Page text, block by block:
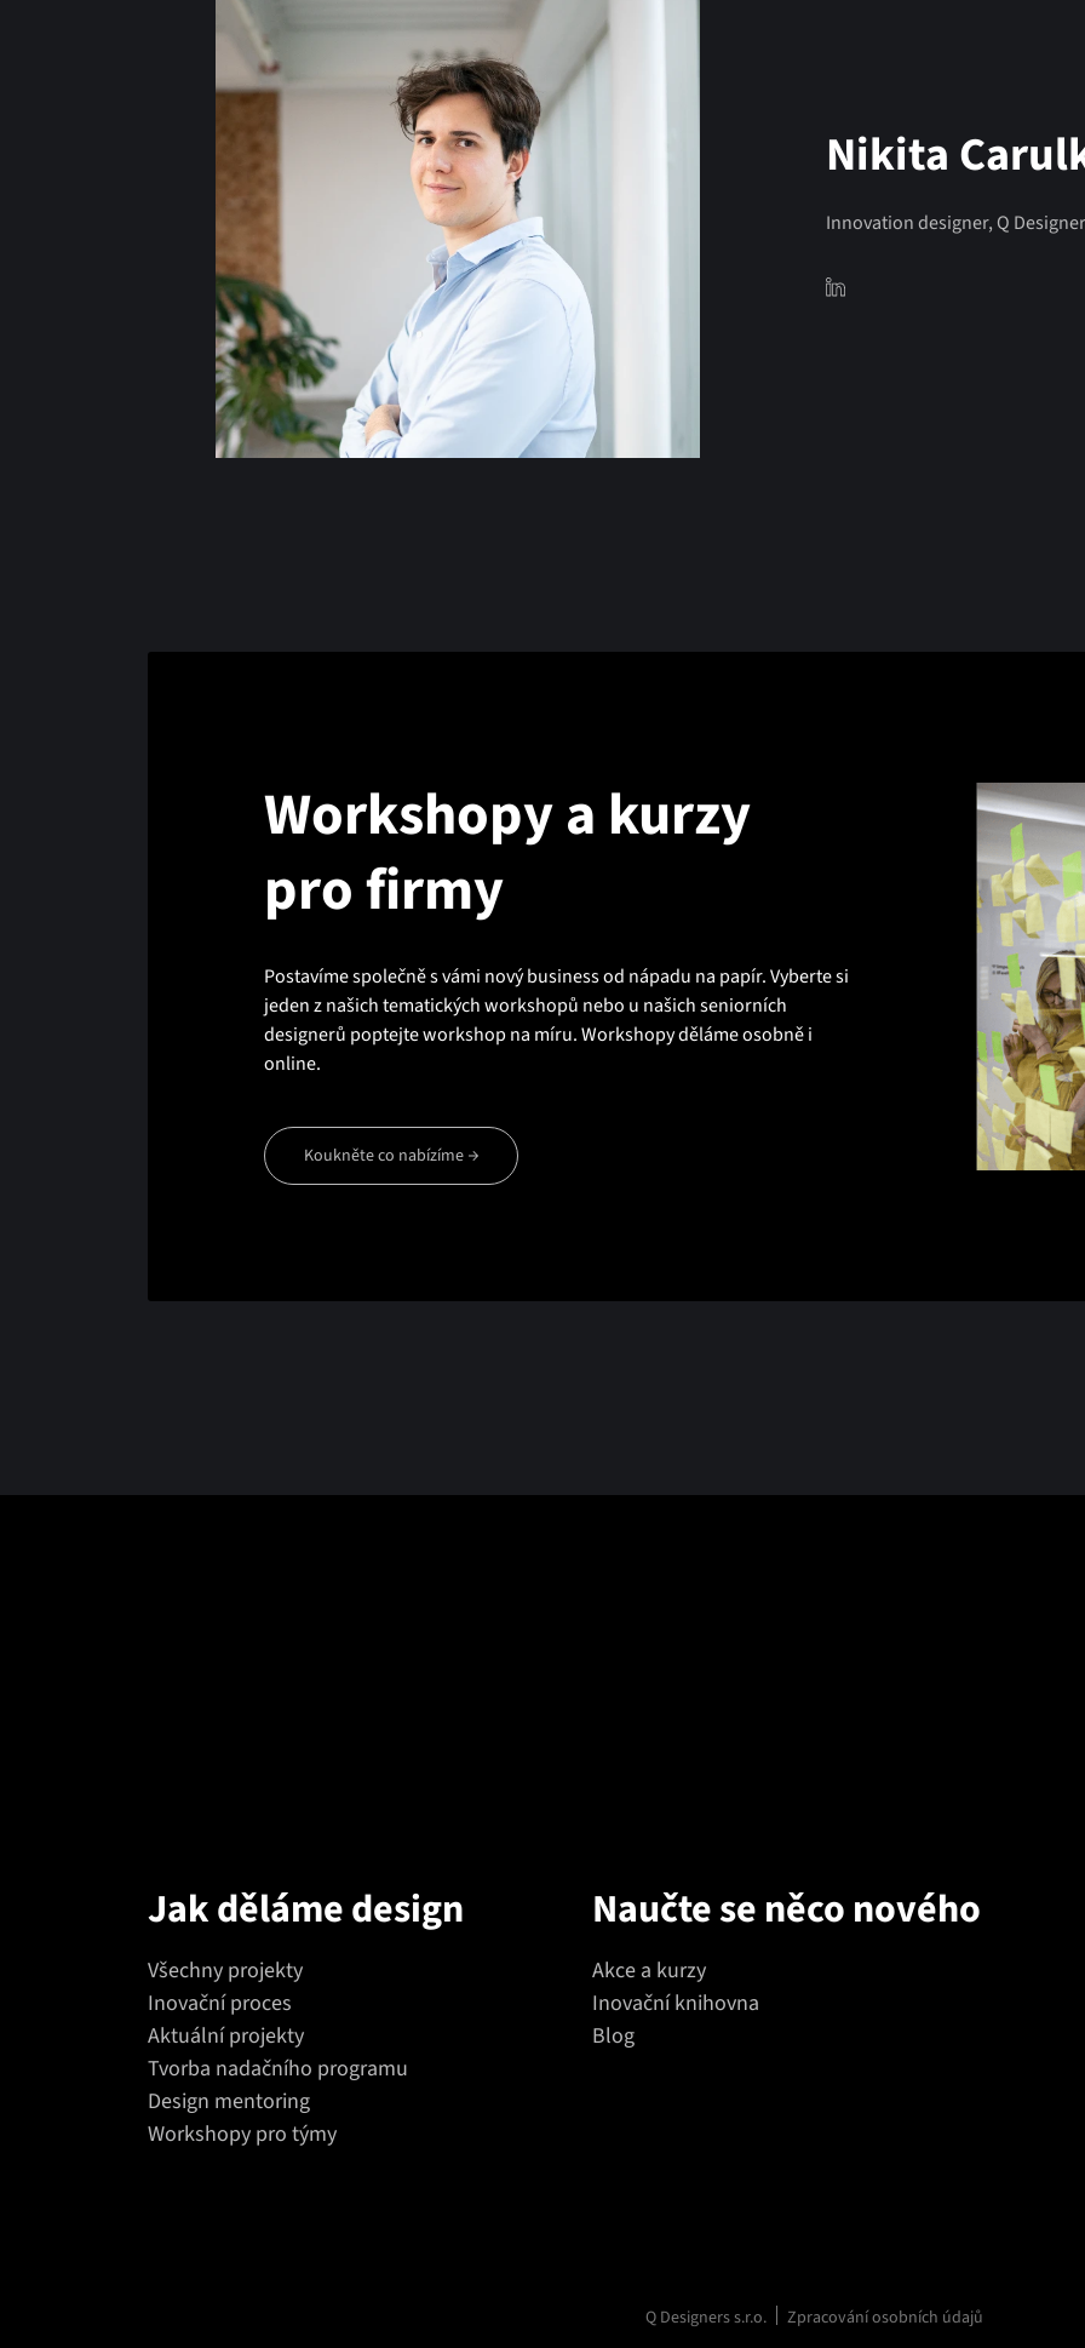
Nikita
Innovation designer, Q
Workshopy a kurzy
pro firmy
Postavíme společně s vámi nový business od nápadu na papír. Vyberte si
jeden z našich tematických workshopů nebo u našich seniorních
designerů poptejte workshop na míru. Workshopy děláme osobně i
online.
Koukněte co nabízíme
Jak děláme design
Všechny projekty
Inovační proces
Aktuální projekty
Tvorba nadačního programu
Design mentoring
Workshopy pro týmy
Naučte se něco nového
Akce a kurzy
Inovační knihovna
Blog
Q Designers s.r.o. Zpracování osobních údajů